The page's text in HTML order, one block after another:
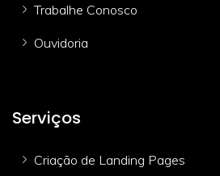
Trabalhe Conosco
Ouvidoria
Serviços
Criação de Landing Pages